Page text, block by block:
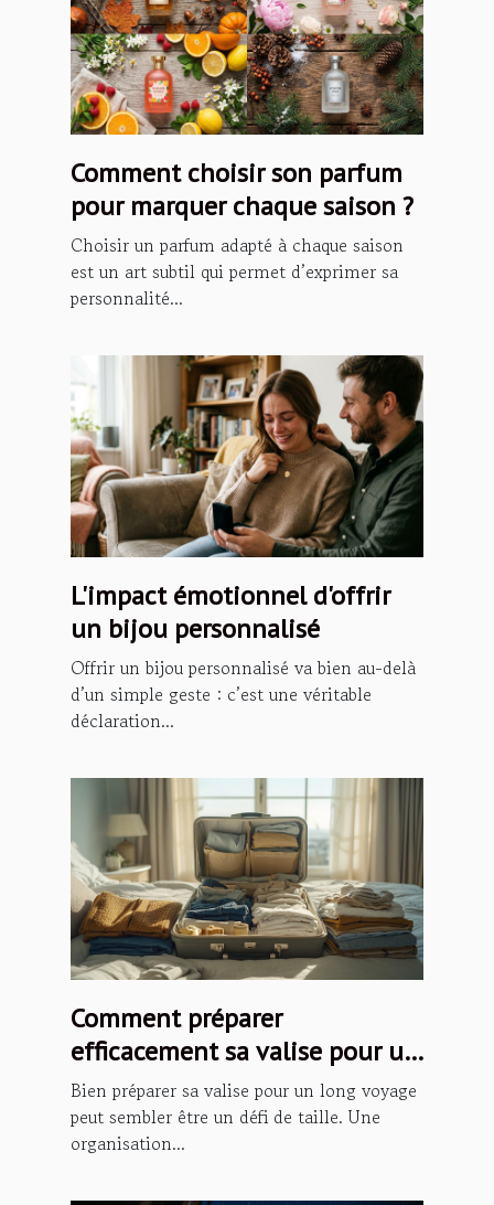
Comment choisir son parfum
pour marquer chaque saison ?
Choisir un parfum adapté à chaque saison
est un art subtil qui permet d’exprimer sa
personnalité...
L'impact émotionnel d'offrir
un bijou personnalisé
Offrir un bijou personnalisé va bien au-delà
d’un simple geste : c’est une véritable
déclaration...
Comment préparer
efficacement sa valise pour un
long voyage ?
Bien préparer sa valise pour un long voyage
peut sembler être un défi de taille. Une
organisation...